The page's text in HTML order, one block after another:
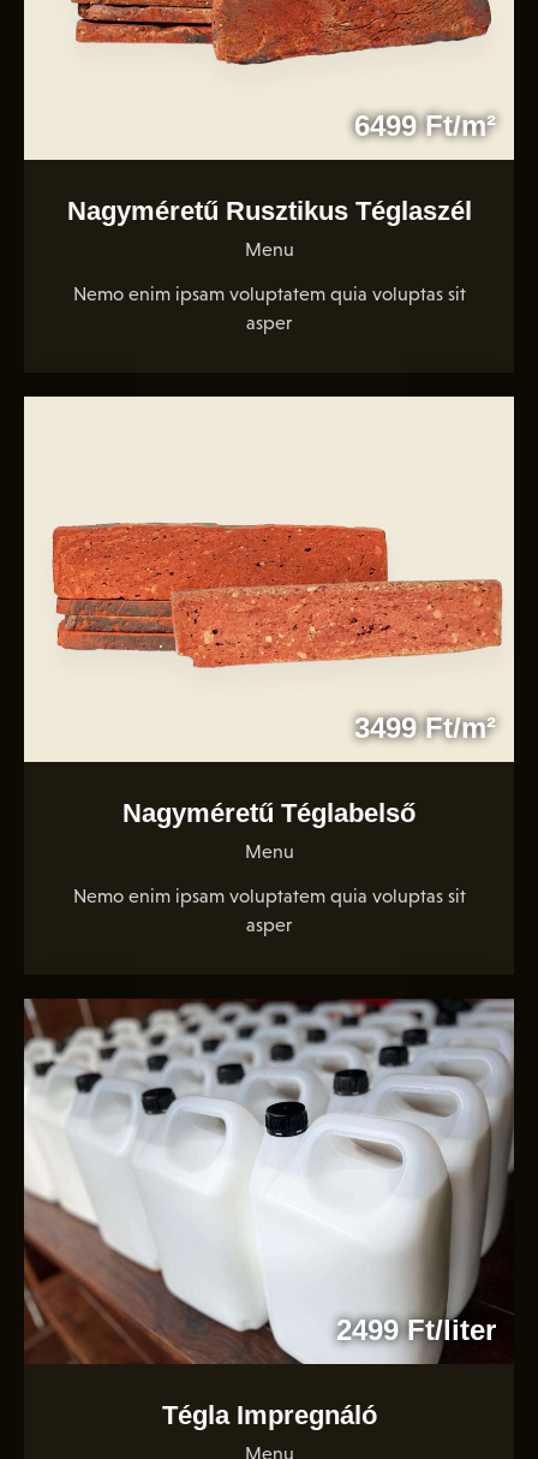
6499 Ft/m²
Nagyméretű Rusztikus Téglaszél
Menu
Nemo enim ipsam voluptatem quia voluptas sit
asper
3499 Ft/m²
Nagyméretű Téglabelső
Menu
Nemo enim ipsam voluptatem quia voluptas sit
asper
2499 Ft/liter
Tégla Impregnáló
Menu